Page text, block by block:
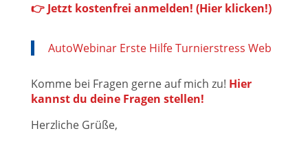
👉Jetzt kostenfrei anmelden! (Hier klicken!)
AutoWebinar Erste Hilfe Turnierstress Web
Komme bei Fragen gerne auf mich zu! Hier
kannst du deine Fragen stellen!
Herzliche Grüße,